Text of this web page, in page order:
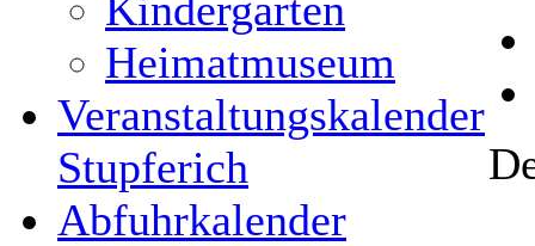
Heimatmuseum
Veranstaltungskalender
Stupferich
Abfuhrkalender